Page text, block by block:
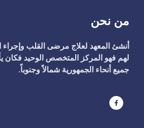
من نحن
أنشئ المعهد لعلاج مرضى القلب وإجراء
لهم فهو المركز المتخصص الوحيد فكان
جميع أنحاء الجمهورية شمالاً وجنوباً.